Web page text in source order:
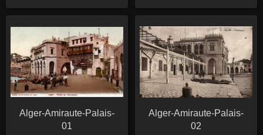
Alger-Amiraute-Palais-
01
Alger-Amiraute-Palais-
02